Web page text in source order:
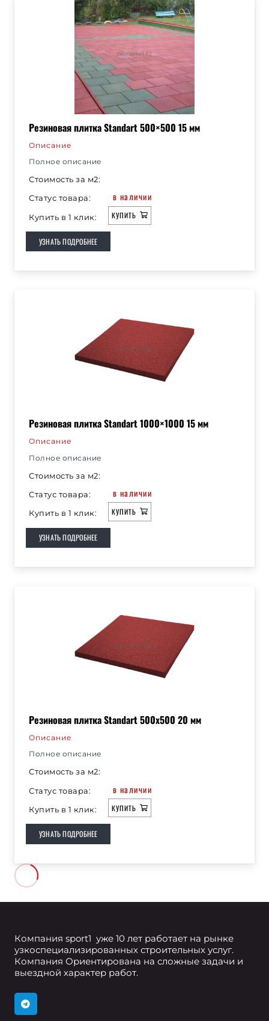
Резиновая плитка Standart 500×500 15 мм
Описание
Полное описание
Стоимость за м2:
Статус товара:
в наличии
Купить в 1 клик: КУПИТЬ
УЗНАТЬ ПОДРОБНЕЕ
Резиновая плитка Standart 1000×1000 15 мм
Описание
Полное описание
Стоимость за м2:
Статус товара:
в наличии
Купить в 1 клик: КУПИТЬ
УЗНАТЬ ПОДРОБНЕЕ
Резиновая плитка Standart 500х500 20 мм
Описание
Полное описание
Стоимость за м2:
Статус товара:
в наличии
Купить в 1 клик: КУПИТЬ
УЗНАТЬ ПОДРОБНЕЕ
Компания sport1 уже 10 лет работает на рынке
узкоспециализированных строительных услуг.
Компания Ориентирована на сложные задачи и
выездной характер работ.